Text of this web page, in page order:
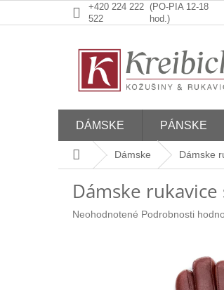
+420 224 222
522
(PO-PIA 12-18
hod.)
DÁMSKE PÁNSKE
DomovDámske Dámske
Dámske
Priemerné
Neohodnotené Podrobnosti